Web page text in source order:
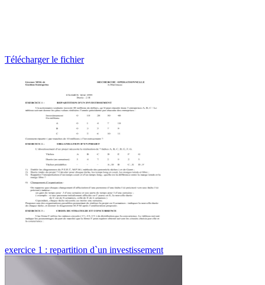
Télécharger le fichier
exercice 1 : repartition d`un investissement